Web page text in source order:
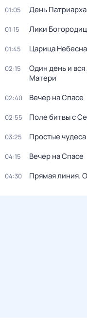
01:05 День Патриарха
01:15 Лики
01:45 Царица
02:15
Один день и
Матери
02:40 Вечер на Спасе
02:55 Поле битвы с
03:25 Простые чудеса
04:15 Вечер на Спасе
04:30 Прямая линия.